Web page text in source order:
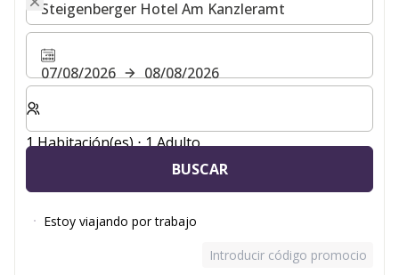
07/08/2026
08/08/2026
Seleccione el número de habitaciones y huéspedes
1 Habitación(es) ⋅ 1 Adulto
BUSCAR
Estoy viajando por trabajo
Introducir código promocional